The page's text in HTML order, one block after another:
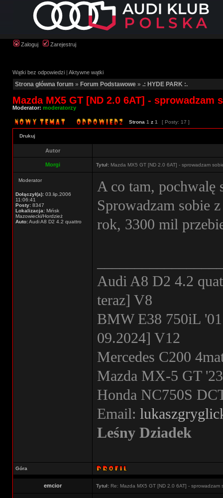
Zaloguj Zarejestruj
Wątki bez odpowiedzi | Aktywne wątki
Strona główna forum » Forum Podstawowe » .: HYDE PARK :.
Mazda MX5 GT [ND 2.0 6AT] - sprowadzam
Moderator: moderatorzy
Strona 1 z 1 [ Posty: 17 ]
Drukuj
Autor
Morgi Tytuł: Mazda MX5 GT [ND 2.0 6AT] - sprowadzam
Moderator
Dołączył(a): 03.lip.2006
11:06:41
Posty: 8347
Lokalizacja: Mińsk
Mazowiecki/Hordzież
Auto:Audi A8 D2 4.2 quattro
A co tam, pochwalę
Sprowadzam sobie
rok, 3300 mil
Audi A8 D2 4.2
teraz] V8
BMW E38 750iL
09.2024] V12
Mercedes C200
Mazda MX-5 GT
Honda NC750S
Email:
Leśny Dziadek
Góra
emcior Tytuł: Re: Mazda MX5 GT [ND 2.0 6AT] - sprowadzam